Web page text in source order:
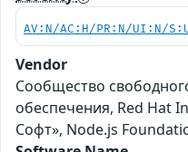
AV:N/AC:H/PR:N/UI:N/
Vendor
Сообщество
обеспечения, Red Hat
Софт», Node.js